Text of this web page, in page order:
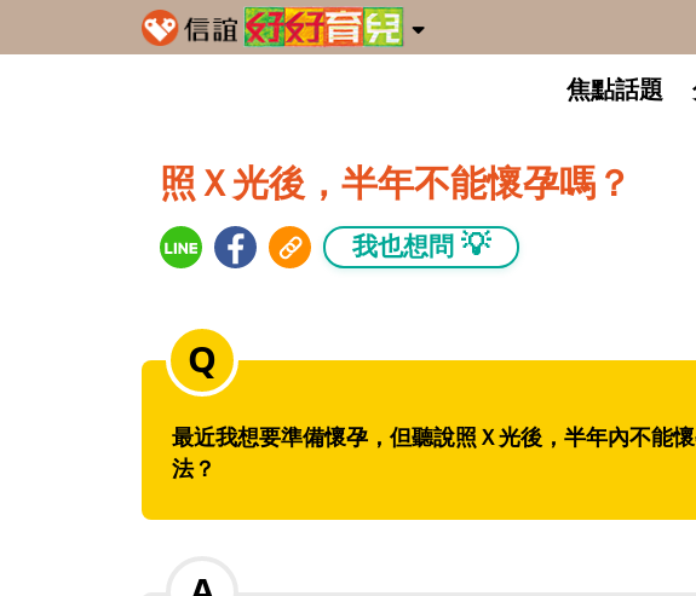
焦點話題
照Ｘ光後，半年不能懷孕嗎？
我也想問 💡
最近我想要準備懷孕，但聽說照Ｘ光後，半年內不能
法？